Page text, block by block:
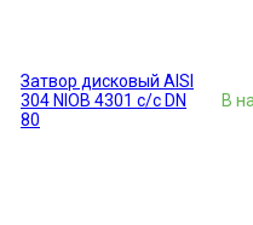
Затвор дисковый AISI
304 NIOB 4301 с/с DN
80
В